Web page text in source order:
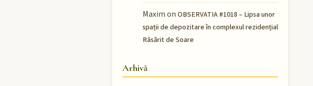
Maximon OBSERVATIA #1018 – Lipsa unor
spații de depozitare în complexul rezidențial
Răsărit de Soare
Arhivă